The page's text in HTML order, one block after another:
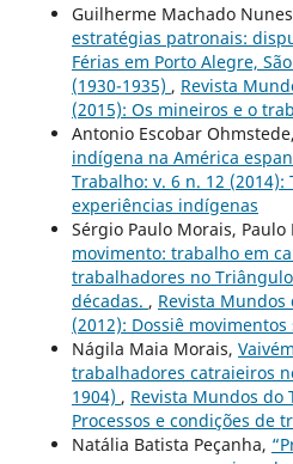
Guilherme Machado
estratégias patronais:
Férias em Porto Alegre,
(1930-1935) , Revista
(2015): Os mineiros e o
Antonio Escobar Ohmstede,
indígena na América
Trabalho: v. 6 n. 12
experiências indígenas
Sérgio Paulo Morais,
movimento: trabalho em
trabalhadores no
décadas. , Revista Mundos
(2012): Dossiê
Nágila Maia Morais,
trabalhadores catraieiros
1904) , Revista Mundos do
Processos e condições de
Natália Batista Peçanha,